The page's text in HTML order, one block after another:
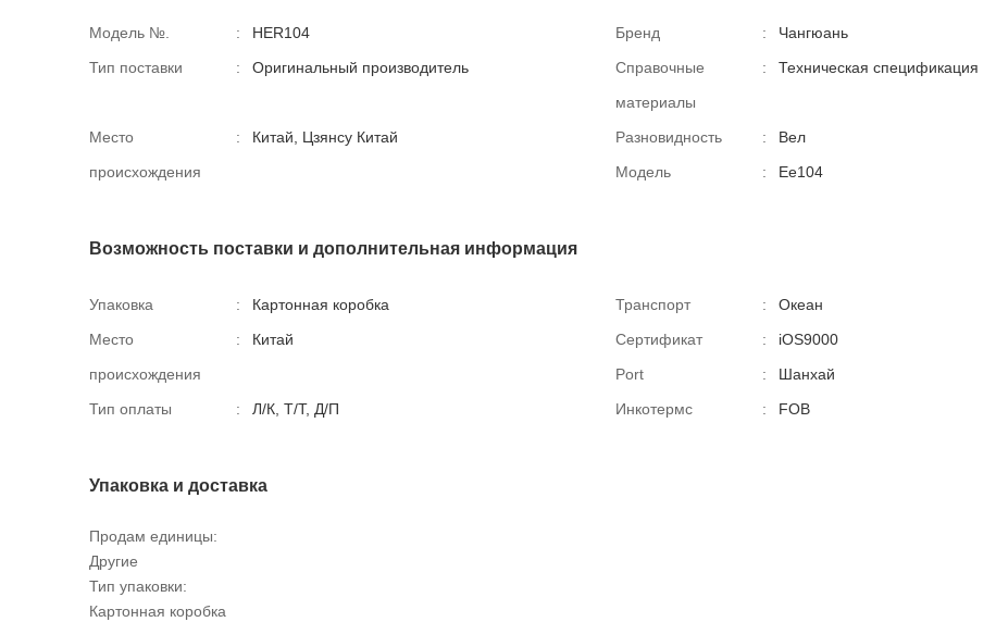
Модель №. : HER104 Бренд :
Чангюань
Тип поставки
: Оригинальный производитель
Справочные
материалы
: Техническая спецификация
Место
происхождения
: Китай, Цзянсу Китай Разновидность :
Вел
Модель
: Ее104
Возможность поставки и дополнительная информация
Упаковка : Картонная коробка Транспорт :
Океан
Место
происхождения
: Китай Сертификат :
iOS9000
Port
:
Шанхай
Тип оплаты
: Л/К, Т/Т, Д/П Инкотермс : FOB
Упаковка и доставка
Продам единицы:
Другие
Тип упаковки:
Картонная коробка